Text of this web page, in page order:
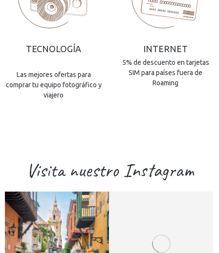
TECNOLOGÍA
Las mejores ofertas para
comprar tu equipo fotográfico y
viajero
INTERNET
5% de descuento en tarjetas
SIM para países fuera de
Roaming
Visita nuestro Instagram